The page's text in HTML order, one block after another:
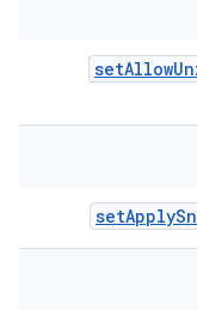
setAllow
setApply